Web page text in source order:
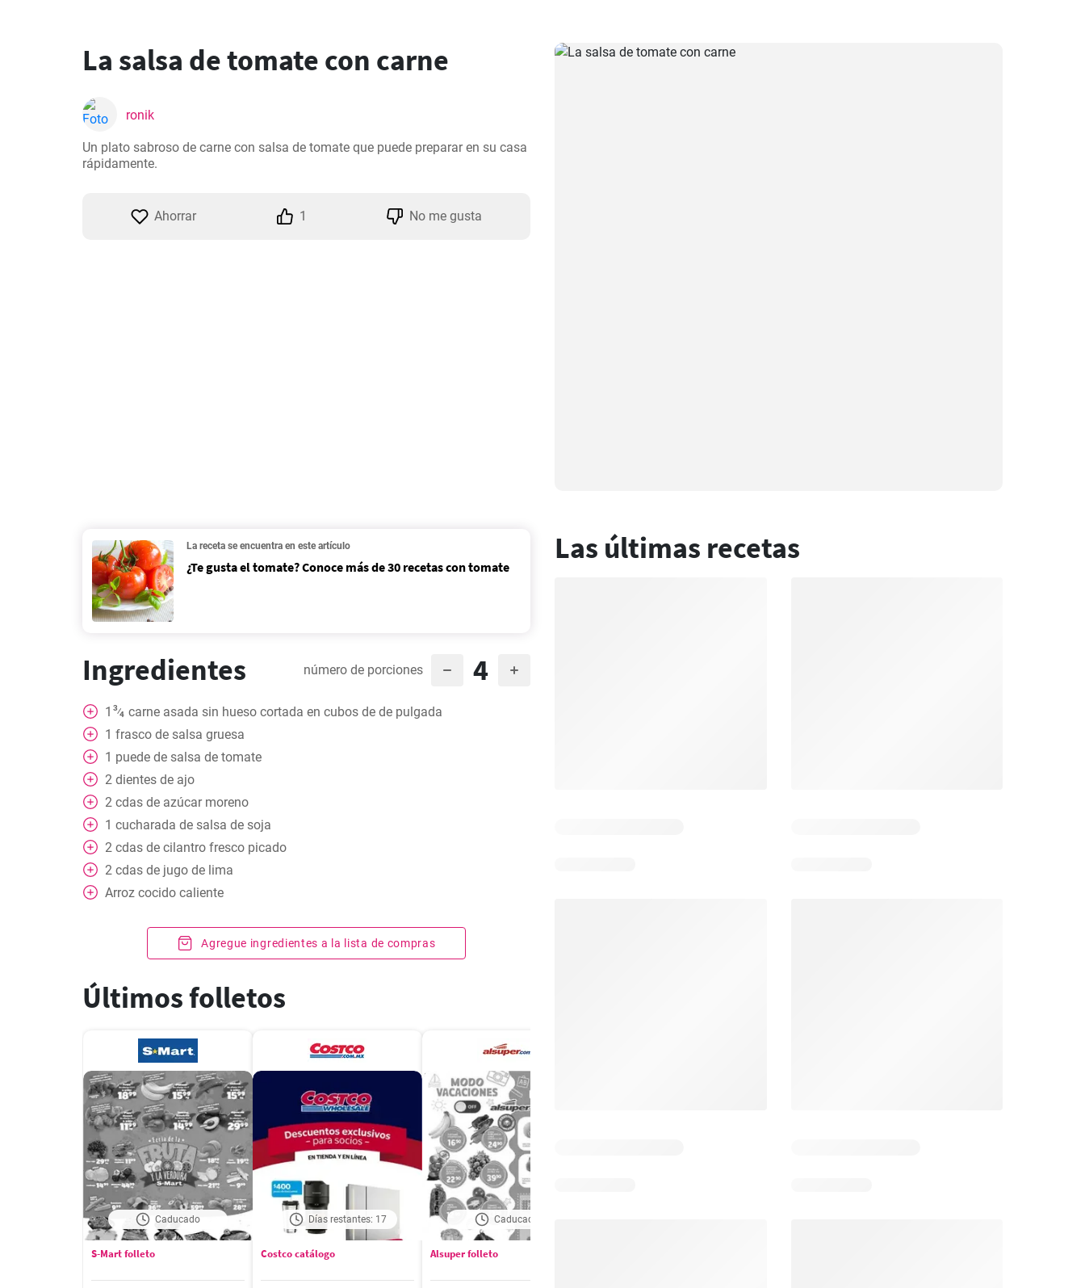
La salsa de tomate con carne
ronik
Un plato sabroso de carne con salsa de tomate que puede preparar en su casa
rápidamente.
Ahorrar 1 No me gusta
La receta se encuentra en este artículo
¿Te gusta el tomate? Conoce más de 30 recetas con tomate
Ingredientes número de porciones 4
1 3⁄4 carne asada sin hueso cortada en cubos de de pulgada
1 frasco de salsa gruesa
1 puede de salsa de tomate
2 dientes de ajo
2 cdas de azúcar moreno
1 cucharada de salsa de soja
2 cdas de cilantro fresco picado
2 cdas de jugo de lima
Arroz cocido caliente
Agregue ingredientes a la lista de compras
Últimos folletos
Caducado
S-Mart folleto
Días restantes: 17
Costco catálogo
Caducado
Alsuper folleto
Las últimas recetas